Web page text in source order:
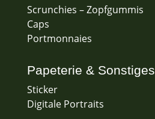
Scrunchies – Zopfgummis
Caps
Portmonnaies
Papeterie & Sonstiges
Sticker
Digitale Portraits